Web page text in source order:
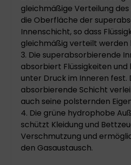
gleichmäßige Verteilung des
die Oberfläche der
Innenschicht, so dass
gleichmäßig verteilt werden
3. Die superabsorbierende
absorbiert Flüssigkeiten und
unter Druck im Inneren fest.
absorbierende Schicht
auch seine polsternden
4. Die grüne hydrophobe
schützt Kleidung und
Verschmutzung und
den Gasaustausch.